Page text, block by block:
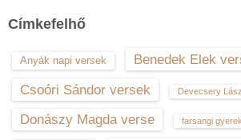
Címkefelhő
Anyák napi versek
Benedek Elek
Csoóri Sándor versek
Devecsery
Donászy Magda verse farsangi